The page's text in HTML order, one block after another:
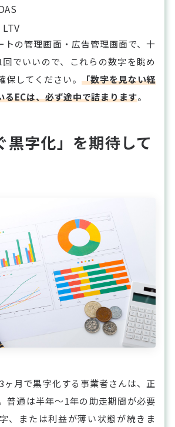
トの管理画面・広告管理画面で、十
でいいので、これらの数字を眺め
保してください。 「数字を見ない経
るECは、必ず途中で詰まります。
黒字化」を期待して
ヶ月で黒字化する事業者さんは、正
普通は半年〜1年の助走期間が必要
、または利益が薄い状態が続きま